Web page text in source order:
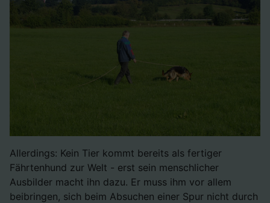
Allerdings: Kein Tier kommt bereits als fertiger
Fährtenhund zur Welt - erst sein menschlicher
Ausbilder macht ihn dazu. Er muss ihm vor allem
beibringen, sich beim Absuchen einer Spur nicht durch